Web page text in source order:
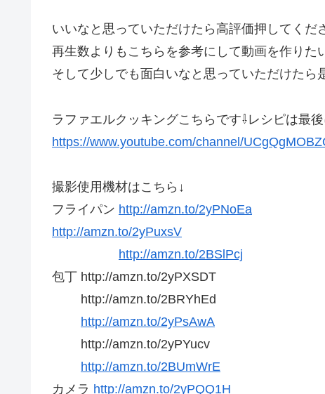
いいなと思っていただけたら高評価押してくだ
再生数よりもこちらを参考にして動画を作りた
そして少しでも面白いなと思っていただけたら
ラファエルクッキングこちらです⇩レシピは最
https://www.youtube.com/channel/
撮影使用機材はこちら↓
フライパン http://amzn.to/2yPNoEa
http://amzn.to/2yPuxsV
http://amzn.to/2BSlPcj
包丁 http://amzn.to/2yPXSDT
http://amzn.to/2BRYhEd
http://amzn.to/2yPsAwA
http://amzn.to/2yPYucv
http://amzn.to/2BUmWrE
カメラ http://amzn.to/2yPQQ1H